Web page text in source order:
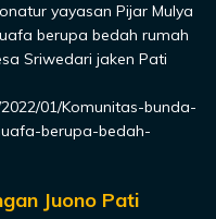
yayasan Pijar Mulya
berupa bedah rumah
Sriwedari jaken Pati
01/Komunitas-bunda-
berupa-bedah-
Juono Pati